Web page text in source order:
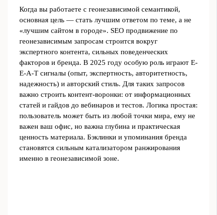
Когда вы работаете с геонезависимой семантикой,
основная цель — стать лучшим ответом по теме, а не
«лучшим сайтом в городе». SEO продвижение по
геонезависимым запросам строится вокруг
экспертного контента, сильных поведенческих
факторов и бренда. В 2025 году особую роль играют E-
E-A-T сигналы (опыт, экспертность, авторитетность,
надежность) и авторский стиль. Для таких запросов
важно строить контент‑воронки: от информационных
статей и гайдов до вебинаров и тестов. Логика простая:
пользователь может быть из любой точки мира, ему не
важен ваш офис, но важна глубина и практическая
ценность материала. Бэклинки и упоминания бренда
становятся сильным катализатором ранжирования
именно в геонезависимой зоне.